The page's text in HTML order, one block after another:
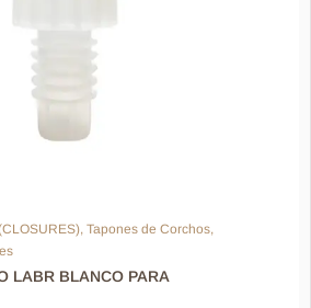
, Tapones de Corchos,
LABR BLANCO PARA